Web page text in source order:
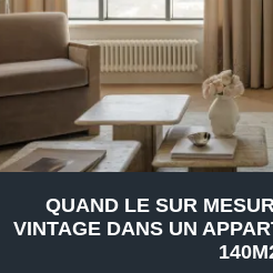
QUAND LE SUR
VINTAGE DANS UN